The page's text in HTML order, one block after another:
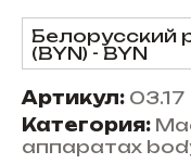
Белорусский
(BYN) - BYN
Артикул: 03.17
Категория:
аппаратах